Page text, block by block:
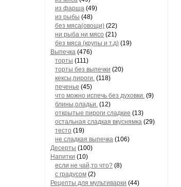
из фарша (49)
из рыбы (48)
без мяса(овощи) (22)
ни рыба ни мясо (21)
без мяса (крупы и т.д) (19)
Выпечка (476)
торты (111)
торты без выпечки (20)
кексы,пироги. (118)
печенье (45)
что можно испечь без духовки. (9)
блины,оладьи. (12)
открытые пироги сладкие (13)
остальная сладкая вкуснямка (29)
тесто (19)
не сладкая выпечка (106)
Десерты (100)
Напитки (10)
если не чай,то что? (8)
с градусом (2)
Рецепты для мультиварки (44)